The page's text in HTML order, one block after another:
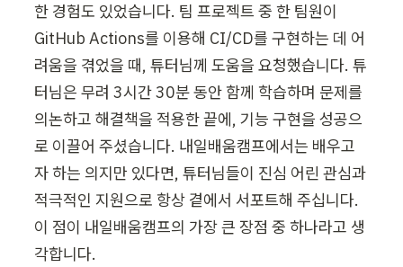
한 경험도 있었습니다. 팀 프로젝트 중 한 팀원이
GitHub Actions를 이용해 CI/CD를 구현하는 데 어
려움을 겪었을 때, 튜터님께 도움을 요청했습니다. 튜
터님은 무려 3시간 30분 동안 함께 학습하며 문제를
의논하고 해결책을 적용한 끝에, 기능 구현을 성공으
로 이끌어 주셨습니다. 내일배움캠프에서는 배우고
자 하는 의지만 있다면, 튜터님들이 진심 어린 관심과
적극적인 지원으로 항상 곁에서 서포트해 주십니다.
이 점이 내일배움캠프의 가장 큰 장점 중 하나라고 생
각합니다.